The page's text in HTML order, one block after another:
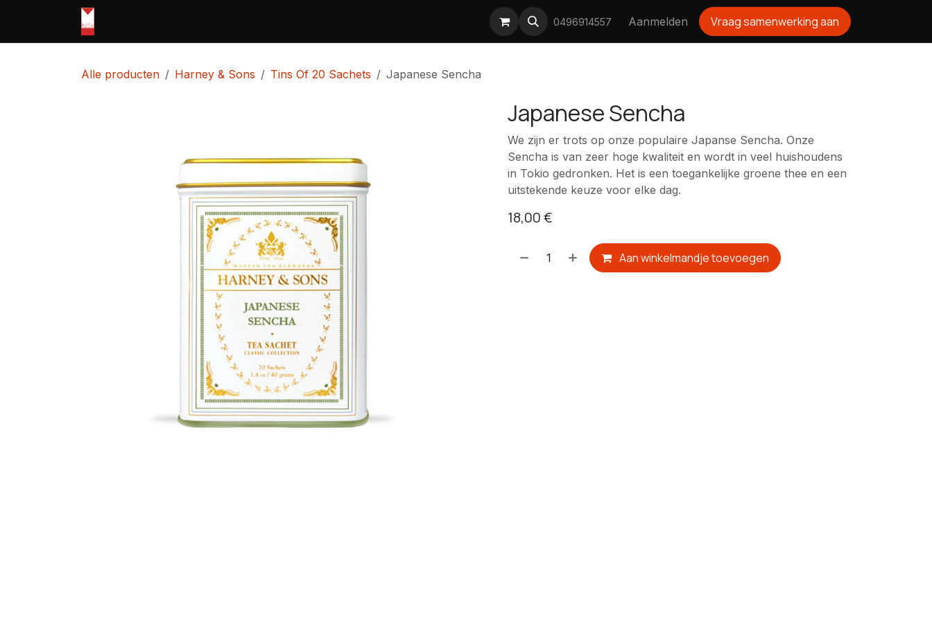
Overslaan naar inhoud
0496914557 Aanmelden Vraag samenwerking aan
Alle producten Harney & Sons Tins Of 20 Sachets Japanese Sencha
Japanese Sencha
We zijn er trots op onze populaire Japanse Sencha. Onze
Sencha is van zeer hoge kwaliteit en wordt in veel huishoudens
in Tokio gedronken. Het is een toegankelijke groene thee en een
uitstekende keuze voor elke dag.
18,00€
Aan winkelmandje toevoegen